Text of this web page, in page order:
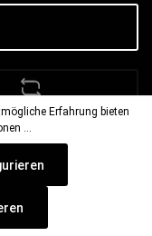
ein*
Erfahrung bieten
...